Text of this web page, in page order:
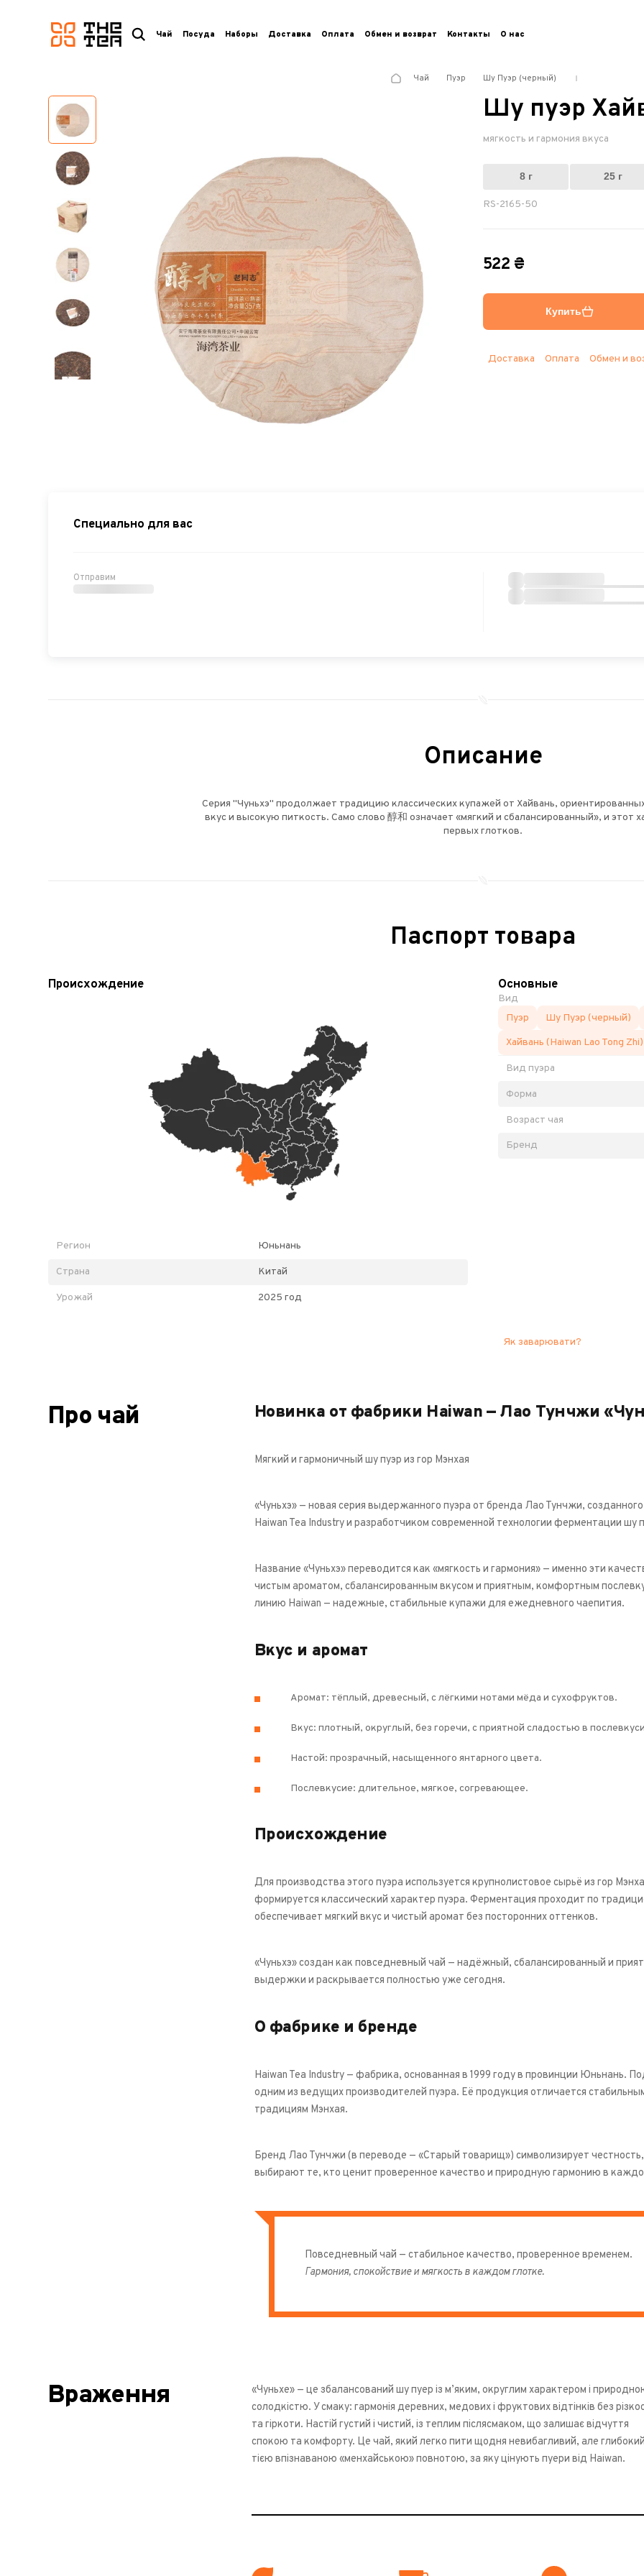
логотип
Чай Посуда Наборы Доставка Оплата Обмен и возврат Контакты О нас
Чай Пуэр Шу Пуэр (черный)
Шу пуэр
мягкость и гармония вкуса
8 г 25 г
RS-2165-50
522 ₴
Купить
Доставка Оплата Обмен и
Специально для вас
Отправим
Описание
Серия "Чуньхэ" продолжает традицию классических купажей от Хайвань,
вкус и высокую питкость. Само слово 醇和 означает «мягкий и сбалансированный», и этот
первых глотков.
Паспорт товара
Происхождение
Регион Юньнань
Страна Китай
Урожай 2025 год
Основные
Вид
Пуэр
Шу Пуэр (черный)
Хайвань (Haiwan Lao Tong Zhi)
Вид пуэра
Форма
Возраст чая
Бренд
Як заварювати?
Про чай Новинка от фабрики Haiwan — Лао Тунчжи
Мягкий и гармоничный шу пуэр из гор Мэнхая
«Чуньхэ» — новая серия выдержанного пуэра от бренда Лао Тунчжи,
Haiwan Tea Industry и разработчиком современной технологии ферментации шу
Название «Чуньхэ» переводится как «мягкость и гармония» — именно эти
чистым ароматом, сбалансированным вкусом и приятным, комфортным
линию Haiwan — надежные, стабильные купажи для ежедневного чаепития.
Вкус и аромат
Аромат: тёплый, древесный, с лёгкими нотами мёда и сухофруктов.
Вкус: плотный, округлый, без горечи, с приятной сладостью в
Настой: прозрачный, насыщенного янтарного цвета.
Послевкусие: длительное, мягкое, согревающее.
Происхождение
Для производства этого пуэра используется крупнолистовое сырьё из гор
формируется классический характер пуэра. Ферментация проходит по
обеспечивает мягкий вкус и чистый аромат без посторонних оттенков.
«Чуньхэ» создан как повседневный чай — надёжный, сбалансированный и
выдержки и раскрывается полностью уже сегодня.
О фабрике и бренде
Haiwan Tea Industry — фабрика, основанная в 1999 году в провинции Юньнань.
одним из ведущих производителей пуэра. Её продукция отличается
традициям Мэнхая.
Бренд Лао Тунчжи (в переводе — «Старый товарищ») символизирует
выбирают те, кто ценит проверенное качество и природную гармонию в
Повседневный чай — стабильное качество, проверенное временем.
Гармония, спокойствие и мягкость в каждом глотке.
Враження
«Чуньхе» — це збалансований шу пуер із м’яким, округлим характером і
солодкістю. У смаку: гармонія деревних, медових і фруктових відтінків без
та гіркоти. Настій густий і чистий, із теплим післясмаком, що залишає відчуття
спокою та комфорту. Це чай, який легко пити щодня невибагливий, але
тією впізнаваною «менхайською» повнотою, за яку цінують пуери від Haiwan.